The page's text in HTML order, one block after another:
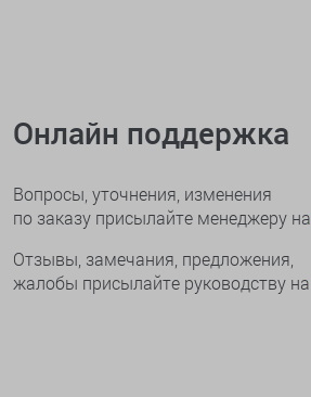
Онлайн поддержка
Вопросы, уточнения, изменения
по заказу присылайте менеджеру на
Отзывы, замечания, предложения,
жалобы присылайте руководству на